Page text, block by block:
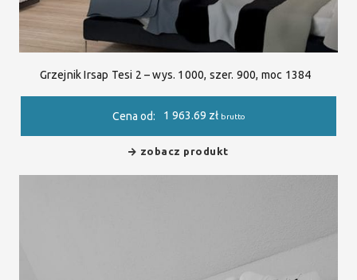
Grzejnik Irsap Tesi 2 – wys. 1000, szer. 900, moc 1384
Cena od: 1 963.69 zł brutto
zobacz produkt